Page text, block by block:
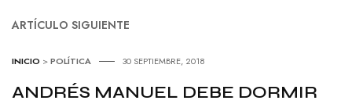
ARTÍCULO SIGUIENTE
INICIO >POLÍTICA 30 SEPTIEMBRE, 2018
ANDRÉS MANUEL DEBE DORMIR